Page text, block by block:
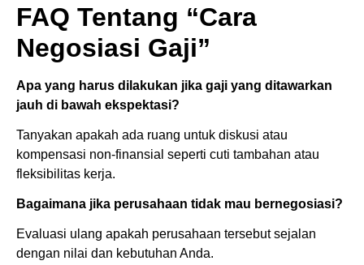
FAQ Tentang “Cara
Negosiasi Gaji”
Apa yang harus dilakukan jika gaji yang ditawarkan
jauh di bawah ekspektasi?
Tanyakan apakah ada ruang untuk diskusi atau
kompensasi non-finansial seperti cuti tambahan atau
fleksibilitas kerja.
Bagaimana jika perusahaan tidak mau bernegosiasi?
Evaluasi ulang apakah perusahaan tersebut sejalan
dengan nilai dan kebutuhan Anda.